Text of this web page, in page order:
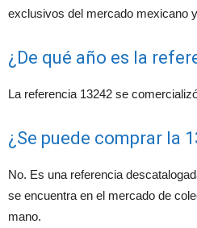
exclusivos del mercado mexicano
¿De qué año es la
La referencia 13242 se
¿Se puede comprar la
No. Es una referencia
se encuentra en el mercado de
mano.